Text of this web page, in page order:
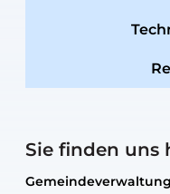
Sie finden uns
Gemeindewerkstatt